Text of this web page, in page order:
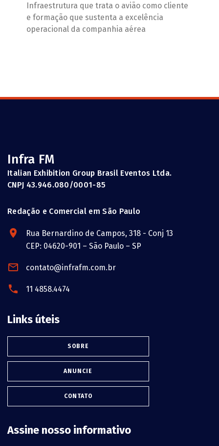
Infraestrutura que trata o avião como cliente
e formação que sustenta a excelência
operacional da companhia aérea
Infra FM
Italian Exhibition Group Brasil Eventos Ltda.
CNPJ 43.946.080/0001-85
Redação e Comercial em São Paulo
Rua Bernardino de Campos, 318 - Conj 13
CEP: 04620-901 – São Paulo – SP
contato@infrafm.com.br
11 4858.4474
Links úteis
SOBRE
ANUNCIE
CONTATO
Assine nosso informativo